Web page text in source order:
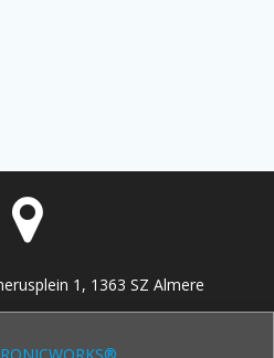
1, 1363 SZ Almere